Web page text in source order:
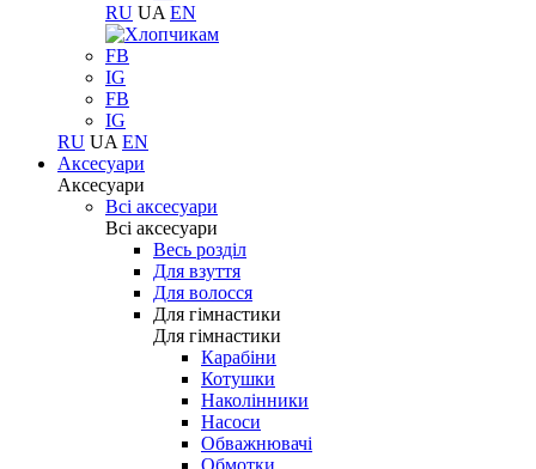
RU UA EN
FB
IG
FB
IG
RU UA EN
Аксесуари
Аксесуари
Всі аксесуари
Всі аксесуари
Весь розділ
Для взуття
Для волосся
Для гімнастики
Для гімнастики
Карабіни
Котушки
Наколінники
Насоси
Обважнювачі
Обмотки